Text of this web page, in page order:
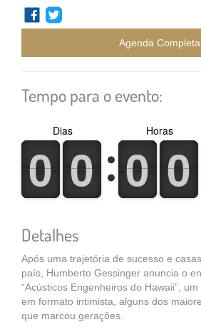
Agenda Completa
Tempo para o evento:
0
0
1
1 0
0
1
1
Dias
0
0
1
1 0
0
1
1
Horas
Detalhes
Após uma trajetória de sucesso e
país, Humberto Gessinger anuncia o
“Acústicos Engenheiros do Hawaii”,
em formato intimista, alguns dos
que marcou gerações.